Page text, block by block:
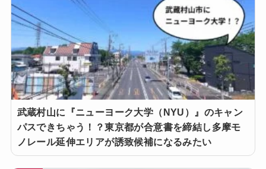
武蔵村山に『ニューヨーク大学（NYU）』のキャン
パスできちゃう！？東京都が合意書を締結し多摩モ
ノレール延伸エリアが誘致候補になるみたい